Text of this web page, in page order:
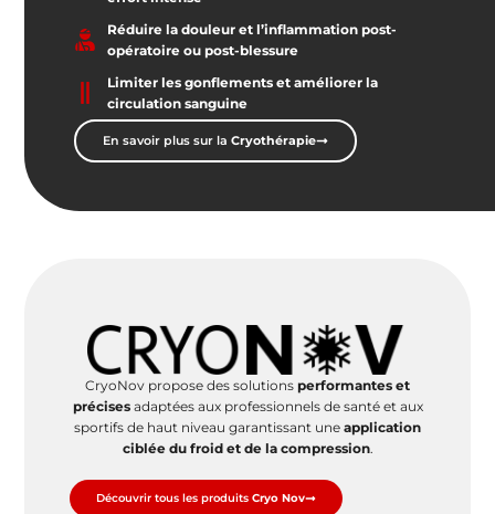
Réduire la douleur et l’inflammation post-
opératoire ou post-blessure
Limiter les gonflements et améliorer la
circulation sanguine
En savoir plus sur laCryothérapie
CryoNov propose des solutions performantes et
précisesadaptées aux professionnels de santé et aux
sportifs de haut niveau garantissant une application
ciblée du froid et de la compression.
Découvrir tous les produits Cryo Nov